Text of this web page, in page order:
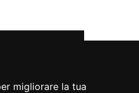
migliorare la tua